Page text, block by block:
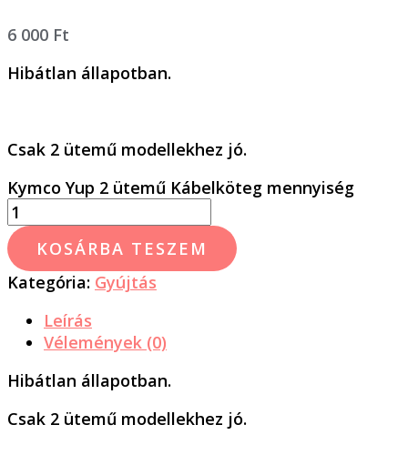
6 000 Ft
Hibátlan állapotban.
Csak 2 ütemű modellekhez jó.
Kymco Yup 2 ütemű Kábelköteg mennyiség
KOSÁRBA TESZEM
Kategória: Gyújtás
Leírás
Vélemények (0)
Hibátlan állapotban.
Csak 2 ütemű modellekhez jó.